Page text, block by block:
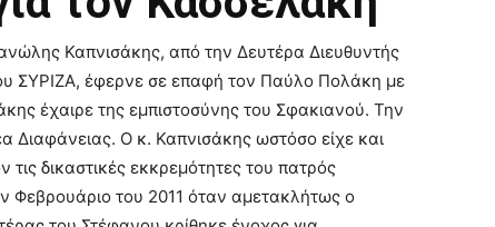
Καπνισάκης, από την Δευτέρα Διευθυντής
ΣΥΡΙΖΑ, έφερνε σε επαφή τον Παύλο Πολάκη με
έχαιρε της εμπιστοσύνης του Σφακιανού. Την
Διαφάνειας. Ο κ. Καπνισάκης ωστόσο είχε και
τις δικαστικές εκκρεμότητες του πατρός
Φεβρουάριο του 2011 όταν αμετακλήτως ο